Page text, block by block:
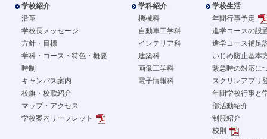
学校紹介
沿革
学校長メッセージ
方針・目標
学科・コース・特色・概要
時制
キャンパス案内
校旗・校歌紹介
マップ・アクセス
学校案内リーフレット
学科紹介
機械科
自動車工学科
インテリア科
建築科
画像工学科
電子情報科
学校生活
年間行事予定
進学コースの設
進学コース補足
いじめ防止基本
緊急時の対応に
スクリレアプリ
年間学校行事と
部活動紹介
制服紹介
校則